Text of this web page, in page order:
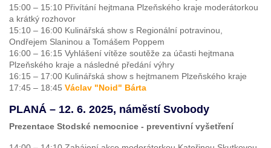
15:00 – 15:10 Přivítání hejtmana Plzeňského kraje moderátorkou
a krátký rozhovor
15:10 – 16:00 Kulinářská show s Regionální potravinou,
Ondřejem Slaninou a Tomášem Poppem
16:00 – 16:15 Vyhlášení vítěze soutěže za účasti hejtmana
Plzeňského kraje a následné předání výhry
16:15 – 17:00 Kulinářská show s hejtmanem Plzeňského kraje
17:45 – 18:45 Václav "Noid" Bárta
PLANÁ – 12. 6. 2025, náměstí Svobody
Prezentace Stodské nemocnice - preventivní vyšetření